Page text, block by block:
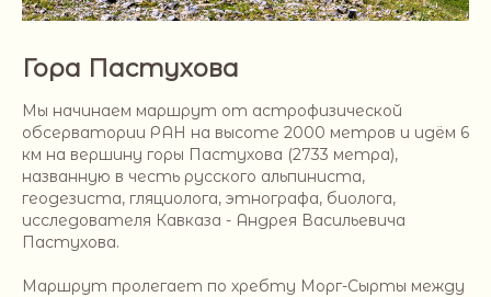
Гора Пастухова
Мы начинаем маршрут от астрофизической
обсерватории РАН на высоте 2000 метров и идём 6
км на вершину горы Пастухова (2733 метра),
названную в честь русского альпиниста,
геодезиста, гляциолога, этнографа, биолога,
исследователя Кавказа - Андрея Васильевича
Пастухова.
Маршрут пролегает по хребту Морг-Сырты между